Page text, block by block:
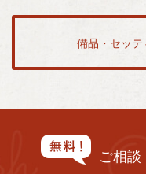
備品・セッ
ご相談